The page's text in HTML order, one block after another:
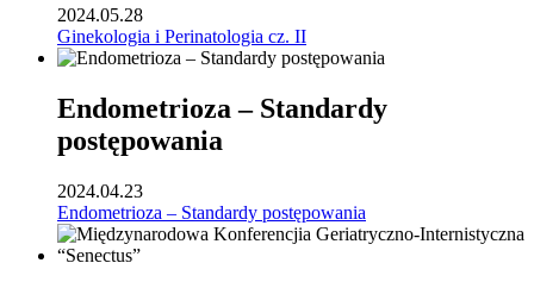
2024.05.28
Ginekologia i Perinatologia cz. II
Endometrioza – Standardy
postępowania
2024.04.23
Endometrioza – Standardy postępowania